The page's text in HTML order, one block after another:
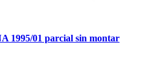
1995/01 parcial sin montar